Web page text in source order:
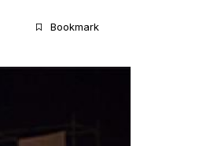
Bookmark